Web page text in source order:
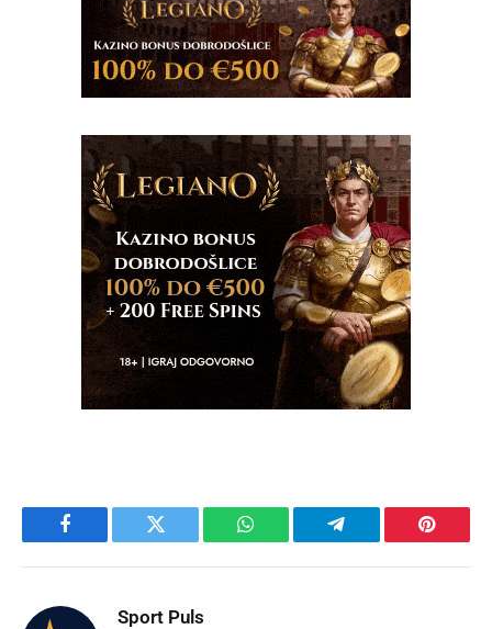
Facebook Twitter WhatsApp Telegram
Sport Puls